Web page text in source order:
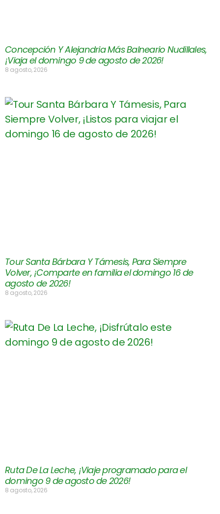
Concepción Y Alejandria Más Balneario Nudillales,
¡Viaja el domingo 9 de agosto de 2026!
8 agosto, 2026
Tour Santa Bárbara Y Támesis, Para Siempre
Volver, ¡Comparte en familia el domingo 16 de
agosto de 2026!
8 agosto, 2026
Ruta De La Leche, ¡Viaje programado para el
domingo 9 de agosto de 2026!
8 agosto, 2026